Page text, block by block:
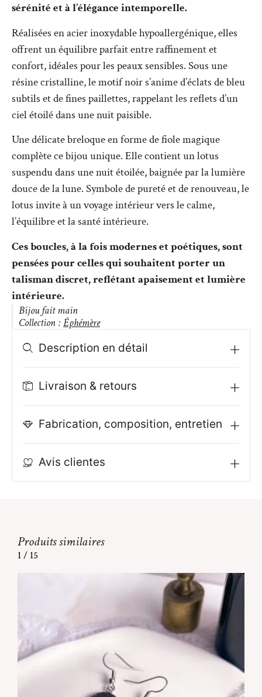
sérénité et à l’élégance intemporelle.
Réalisées en acier inoxydable hypoallergénique, elles
offrent un équilibre parfait entre raffinement et
confort, idéales pour les peaux sensibles. Sous une
résine cristalline, le motif noir s’anime d’éclats de bleu
subtils et de fines paillettes, rappelant les reflets d’un
ciel étoilé dans une nuit paisible.
Une délicate breloque en forme de fiole magique
complète ce bijou unique. Elle contient un lotus
suspendu dans une nuit étoilée, baignée par la lumière
douce de la lune. Symbole de pureté et de renouveau, le
lotus invite à un voyage intérieur vers le calme,
l’équilibre et la santé intérieure.
Ces boucles, à la fois modernes et poétiques, sont
pensées pour celles qui souhaitent porter un
talisman discret, reflétant apaisement et lumière
intérieure.
Bijou fait main
Collection :Éphémère
Description en détail
Livraison & retours
Fabrication, composition, entretien
Avis clientes
Produits similaires
1/ 15